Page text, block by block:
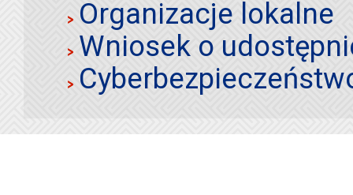
Organizacje lokalne
Wniosek o